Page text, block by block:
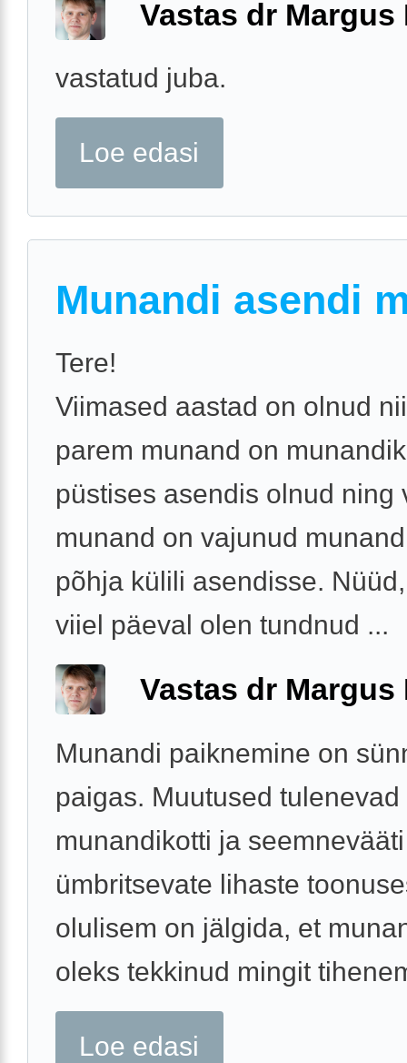
Vastas dr Margus
vastatud juba.
Loe edasi
Munandi asendi
Tere!
Viimased aastad on olnud
parem munand on
püstises asendis olnud ning
munand on vajunud
põhja külili asendisse.
viiel päeval olen tundnud ...
Vastas dr Margus
Munandi paiknemine on
paigas. Muutused
munandikotti ja seemnevääti
ümbritsevate lihaste
olulisem on jälgida, et
oleks tekkinud mingit
Loe edasi